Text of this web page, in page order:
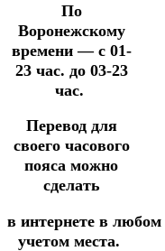
По
Воронежскому
времени — с 01-
23 час. до 03-23
час.
Перевод для
своего часового
пояса можно
сделать
в интернете в любом
учетом места.